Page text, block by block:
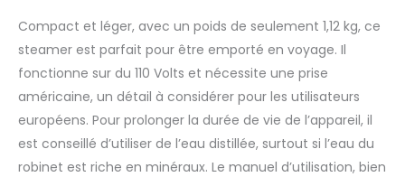
Compact et léger, avec un poids de seulement 1,12 kg, ce
steamer est parfait pour être emporté en voyage. Il
fonctionne sur du 110 Volts et nécessite une prise
américaine, un détail à considérer pour les utilisateurs
européens. Pour prolonger la durée de vie de l’appareil, il
est conseillé d’utiliser de l’eau distillée, surtout si l’eau du
robinet est riche en minéraux. Le manuel d’utilisation, bien